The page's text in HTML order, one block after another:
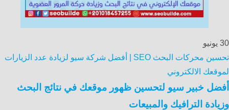
30 يونيو
تحسين محركات البحث SEO | أفضل شركة سيو لزيادة عدد الزيارات
لموقعك الالكتروني
أفضل خبير سيو لتحسين ظهور موقعك في نتائج البحث
وزيادة الترافيك والمبيعات